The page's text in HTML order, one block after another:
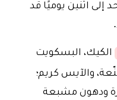
إلى اثنين يوميًا قد
الكيك، البسكويت
والآيس كريم؛
ودهون مشبعة